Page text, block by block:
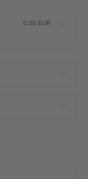
0,00 EUR